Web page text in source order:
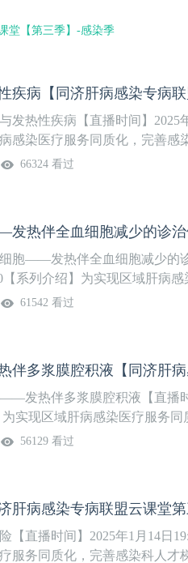
堂【第三季】-感染季
疾病【同济肝病感染专病联
发热性疾病【直播时间】2025
感染医疗服务同质化，完善感
医院感染科牵头成立的病毒性
66324 看过
细胞——发热伴全血细胞减少的
【系列介绍】为实现区域肝病
科技大学同济医学院附属同济
61542 看过
——发热伴多浆膜腔积液【直播
为实现区域肝病感染医疗服务
济医学院附属同济医院感染科
56129 看过
肝病感染专病联盟云课堂第
【直播时间】2025年1月14日
服务同质化，完善感染科人才